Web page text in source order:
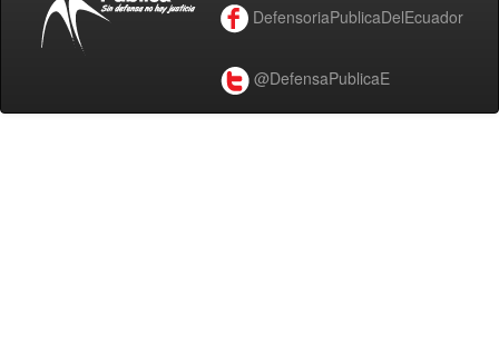
DefensoriaPublicaDelEcuador
@DefensaPublicaE